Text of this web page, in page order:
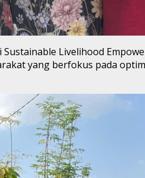
Livelihood
yang berfokus pada